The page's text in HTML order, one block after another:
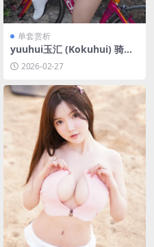
单套赏析
yuuhui玉汇 (Kokuhui) 骑行
日志[131P-1.13G]
2026-02-27